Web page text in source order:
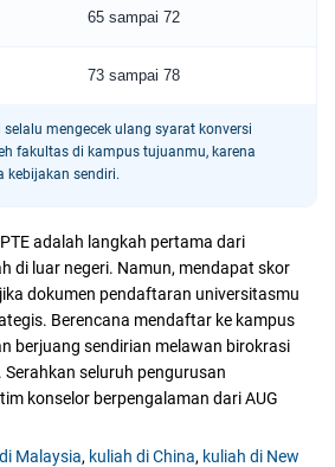
65 sampai 72
73 sampai 78
mengecek ulang syarat konversi
fakultas di kampus tujuanmu, karena
kebijakan sendiri.
adalah langkah pertama dari
di luar negeri. Namun, mendapat skor
dokumen pendaftaran universitasmu
Berencana mendaftar ke kampus
berjuang sendirian melawan birokrasi
seluruh pengurusan
konselor berpengalaman dari AUG
Malaysia, kuliah di China, kuliah di New